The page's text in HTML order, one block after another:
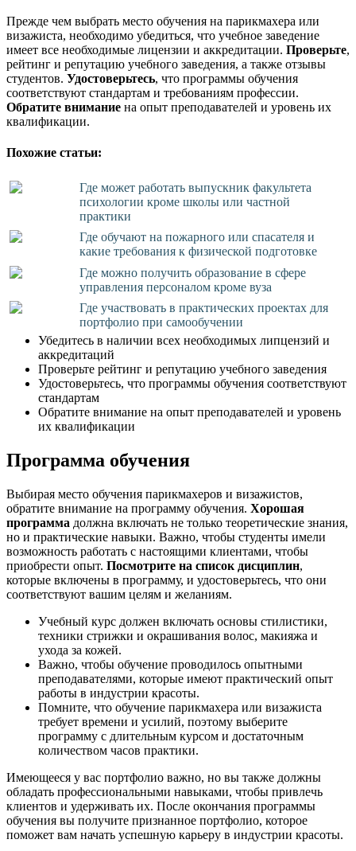
Прежде чем выбрать место обучения на парикмахера или
визажиста, необходимо убедиться, что учебное заведение
имеет все необходимые лицензии и аккредитации. Проверьте,
рейтинг и репутацию учебного заведения, а также отзывы
студентов. Удостоверьтесь, что программы обучения
соответствуют стандартам и требованиям профессии.
Обратите внимание на опыт преподавателей и уровень их
квалификации.
Похожие статьи:
Где может работать выпускник факультета
психологии кроме школы или частной
практики
Где обучают на пожарного или спасателя и
какие требования к физической подготовке
Где можно получить образование в сфере
управления персоналом кроме вуза
Где участвовать в практических проектах для
портфолио при самообучении
Убедитесь в наличии всех необходимых липцензий и
аккредитаций
Проверьте рейтинг и репутацию учебного заведения
Удостоверьтесь, что программы обучения соответствуют
стандартам
Обратите внимание на опыт преподавателей и уровень
их квалификации
Программа обучения
Выбирая место обучения парикмахеров и визажистов,
обратите внимание на программу обучения. Хорошая
программа должна включать не только теоретические знания,
но и практические навыки. Важно, чтобы студенты имели
возможность работать с настоящими клиентами, чтобы
приобрести опыт. Посмотрите на список дисциплин,
которые включены в программу, и удостоверьтесь, что они
соответствуют вашим целям и желаниям.
Учебный курс должен включать основы стилистики,
техники стрижки и окрашивания волос, макияжа и
ухода за кожей.
Важно, чтобы обучение проводилось опытными
преподавателями, которые имеют практический опыт
работы в индустрии красоты.
Помните, что обучение парикмахера или визажиста
требует времени и усилий, поэтому выберите
программу с длительным курсом и достаточным
количеством часов практики.
Имеющееся у вас портфолио важно, но вы также должны
обладать профессиональными навыками, чтобы привлечь
клиентов и удерживать их. После окончания программы
обучения вы получите признанное портфолио, которое
поможет вам начать успешную карьеру в индустрии красоты.